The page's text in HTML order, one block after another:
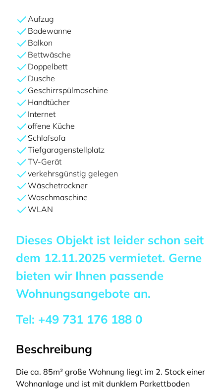
Aufzug
Badewanne
Balkon
Bettwäsche
Doppelbett
Dusche
Geschirrspülmaschine
Handtücher
Internet
offene Küche
Schlafsofa
Tiefgaragenstellplatz
TV-Gerät
verkehrsgünstig gelegen
Wäschetrockner
Waschmaschine
WLAN
Dieses Objekt ist leider schon seit
dem 12.11.2025 vermietet. Gerne
bieten wir Ihnen passende
Wohnungsangebote an.
Tel: +49 731 176 188 0
Beschreibung
Die ca. 85m² große Wohnung liegt im 2. Stock einer
Wohnanlage und ist mit dunklem Parkettboden